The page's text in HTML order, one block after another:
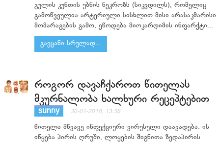
გულის კუნთის უბნის ნეკროზს (სიკვდილს), რომელიც
გამოწვეულია არტერიული სისხლით მისი არასაკმარისი
მომარაგების გამო, ეწოდება მიოკარდიმის ინფარქტი...
გაეცანი სრულად...
როგორ დავაჩქაროთ წითელას
მკურნალობა ხალხური რეცეპტებით
sunny 30-01-2018, 13:38
წითელა მწვავე ინფექციური ვირუსული დაავადება. ის
იწყება პირის ღრუში, ლოყების შიგნითა ზედაპირის